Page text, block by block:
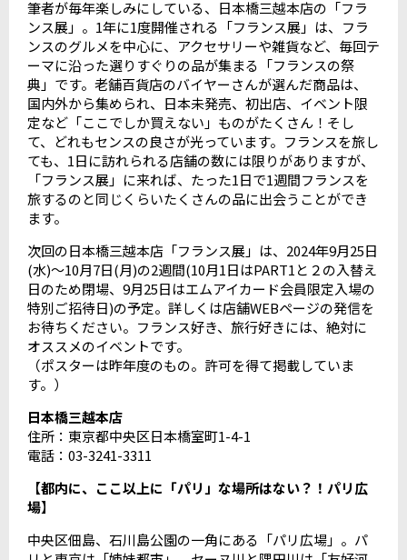
筆者が毎年楽しみにしている、日本橋三越本店の「フラ
ンス展」。1年に1度開催される「フランス展」は、フラ
ンスのグルメを中心に、アクセサリーや雑貨など、毎回テ
ーマに沿った選りすぐりの品が集まる「フランスの祭
典」です。老舗百貨店のバイヤーさんが選んだ商品は、
国内外から集められ、日本未発売、初出店、イベント限
定など「ここでしか買えない」ものがたくさん！そし
て、どれもセンスの良さが光っています。フランスを旅し
ても、1日に訪れられる店舗の数には限りがありますが、
「フランス展」に来れば、たった1日で1週間フランスを
旅するのと同じくらいたくさんの品に出会うことができ
ます。
次回の日本橋三越本店「フランス展」は、2024年9月25日
(水)～10月7日(月)の2週間(10月1日はPART1と２の入替え
日のため閉場、9月25日はエムアイカード会員限定入場の
特別ご招待日)の予定。詳しくは店舗WEBページの発信を
お待ちください。フランス好き、旅行好きには、絶対に
オススメのイベントです。
（ポスターは昨年度のもの。許可を得て掲載していま
す。）
日本橋三越本店
住所：東京都中央区日本橋室町1-4-1
電話：03-3241-3311
【都内に、ここ以上に「パリ」な場所はない？！パリ広
場】
中央区佃島、石川島公園の一角にある「パリ広場」。パ